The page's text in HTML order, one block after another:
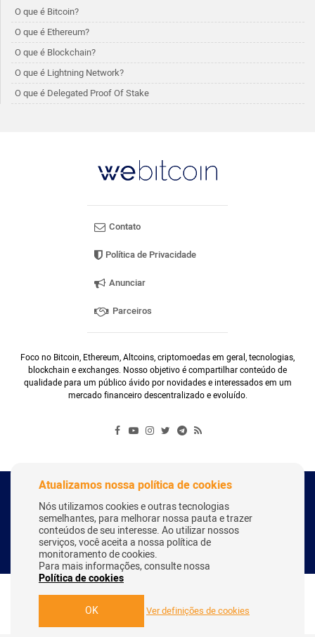
O que é Bitcoin?
O que é Ethereum?
O que é Blockchain?
O que é Lightning Network?
O que é Delegated Proof Of Stake
Contato
Política de Privacidade
Anunciar
Parceiros
Foco no Bitcoin, Ethereum, Altcoins, criptomoedas em geral, tecnologias,
blockchain e exchanges. Nosso objetivo é compartilhar conteúdo de
qualidade para um público ávido por novidades e interessados em um
mercado financeiro descentralizado e evoluído.
Copyright Webitcoin 2018 - Todos os Direitos Reservados
Desenvolvido por: Herick Correa
Atualizamos nossa política de cookies
Nós utilizamos cookies e outras tecnologias
semelhantes, para melhorar nossa pauta e trazer
conteúdos de seu interesse. Ao utilizar nossos
serviços, você aceita a nossa política de
monitoramento de cookies.
Para mais informações, consulte nossa
Política de cookies
OK Ver definições de cookies